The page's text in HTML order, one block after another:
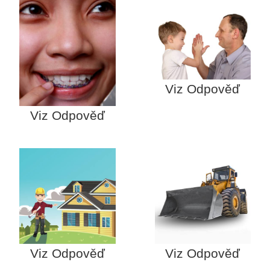
Viz Odpověď
Viz Odpověď
Viz Odpověď Viz Odpověď